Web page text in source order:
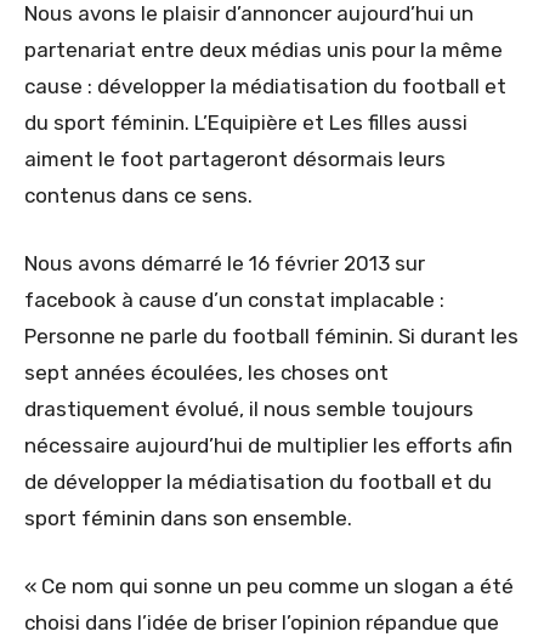
Nous avons le plaisir d’annoncer aujourd’hui un
partenariat entre deux médias unis pour la même
cause : développer la médiatisation du football et
du sport féminin. L’Equipière et Les filles aussi
aiment le foot partageront désormais leurs
contenus dans ce sens.
Nous avons démarré le 16 février 2013 sur
facebook à cause d’un constat implacable :
Personne ne parle du football féminin. Si durant les
sept années écoulées, les choses ont
drastiquement évolué, il nous semble toujours
nécessaire aujourd’hui de multiplier les efforts afin
de développer la médiatisation du football et du
sport féminin dans son ensemble.
« Ce nom qui sonne un peu comme un slogan a été
choisi dans l’idée de briser l’opinion répandue que